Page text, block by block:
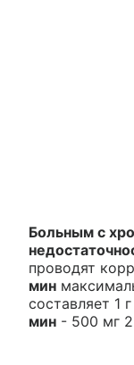
Больным с
проводят
мин
составляет 1
мин - 500 мг